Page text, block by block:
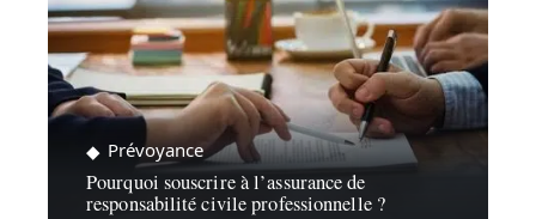
Prévoyance
Pourquoi souscrire à l’assurance de
responsabilité civile professionnelle ?